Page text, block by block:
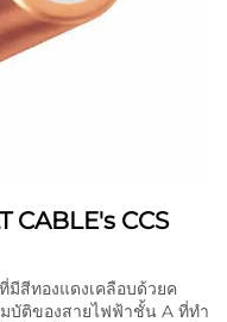
CABLE's CCS
มีสีทองแดงเคลือบด้วยค
บัติของสายไฟฟ้าชั้น A ที่ทํา